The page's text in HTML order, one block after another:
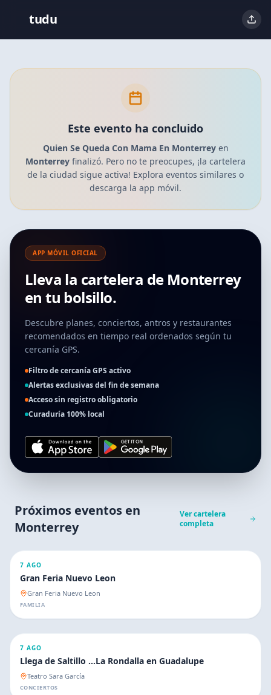
tudu
Este evento ha concluido
Quien Se Queda Con Mama En Monterreyen
Monterrey finalizó. Pero no te preocupes, ¡la cartelera
de la ciudad sigue activa! Explora eventos similares o
descarga la app móvil.
APP MÓVIL OFICIAL
Lleva la cartelera de Monterrey
en tu bolsillo.
Descubre planes, conciertos, antros y restaurantes
recomendados en tiempo real ordenados según tu
cercanía GPS.
Filtro de cercanía GPS activo
Alertas exclusivas del fin de semana
Acceso sin registro obligatorio
Curaduría 100% local
Próximos eventos en
Monterrey
Ver cartelera
completa
7 AGO
Gran Feria Nuevo Leon
Gran Feria Nuevo Leon
FAMILIA
7 AGO
Llega de Saltillo …La Rondalla en Guadalupe
Teatro Sara García
CONCIERTOS